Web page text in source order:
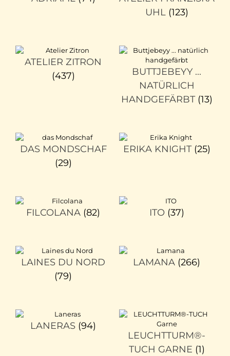
UHL (123)
ATELIER ZITRON
(437)
BUTTJEBEYY ...
NATÜRLICH
HANDGEFÄRBT (13)
DAS MONDSCHAF
(29)
ERIKA KNIGHT (25)
FILCOLANA (82) ITO (37)
LAINES DU NORD
(79)
LAMANA (266)
LANERAS (94)
LEUCHTTURM®-
TUCH GARNE (1)